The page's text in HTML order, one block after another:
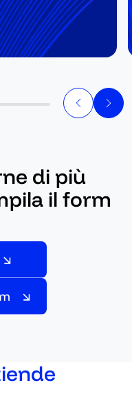
dedicati
articoli e
di più
il form